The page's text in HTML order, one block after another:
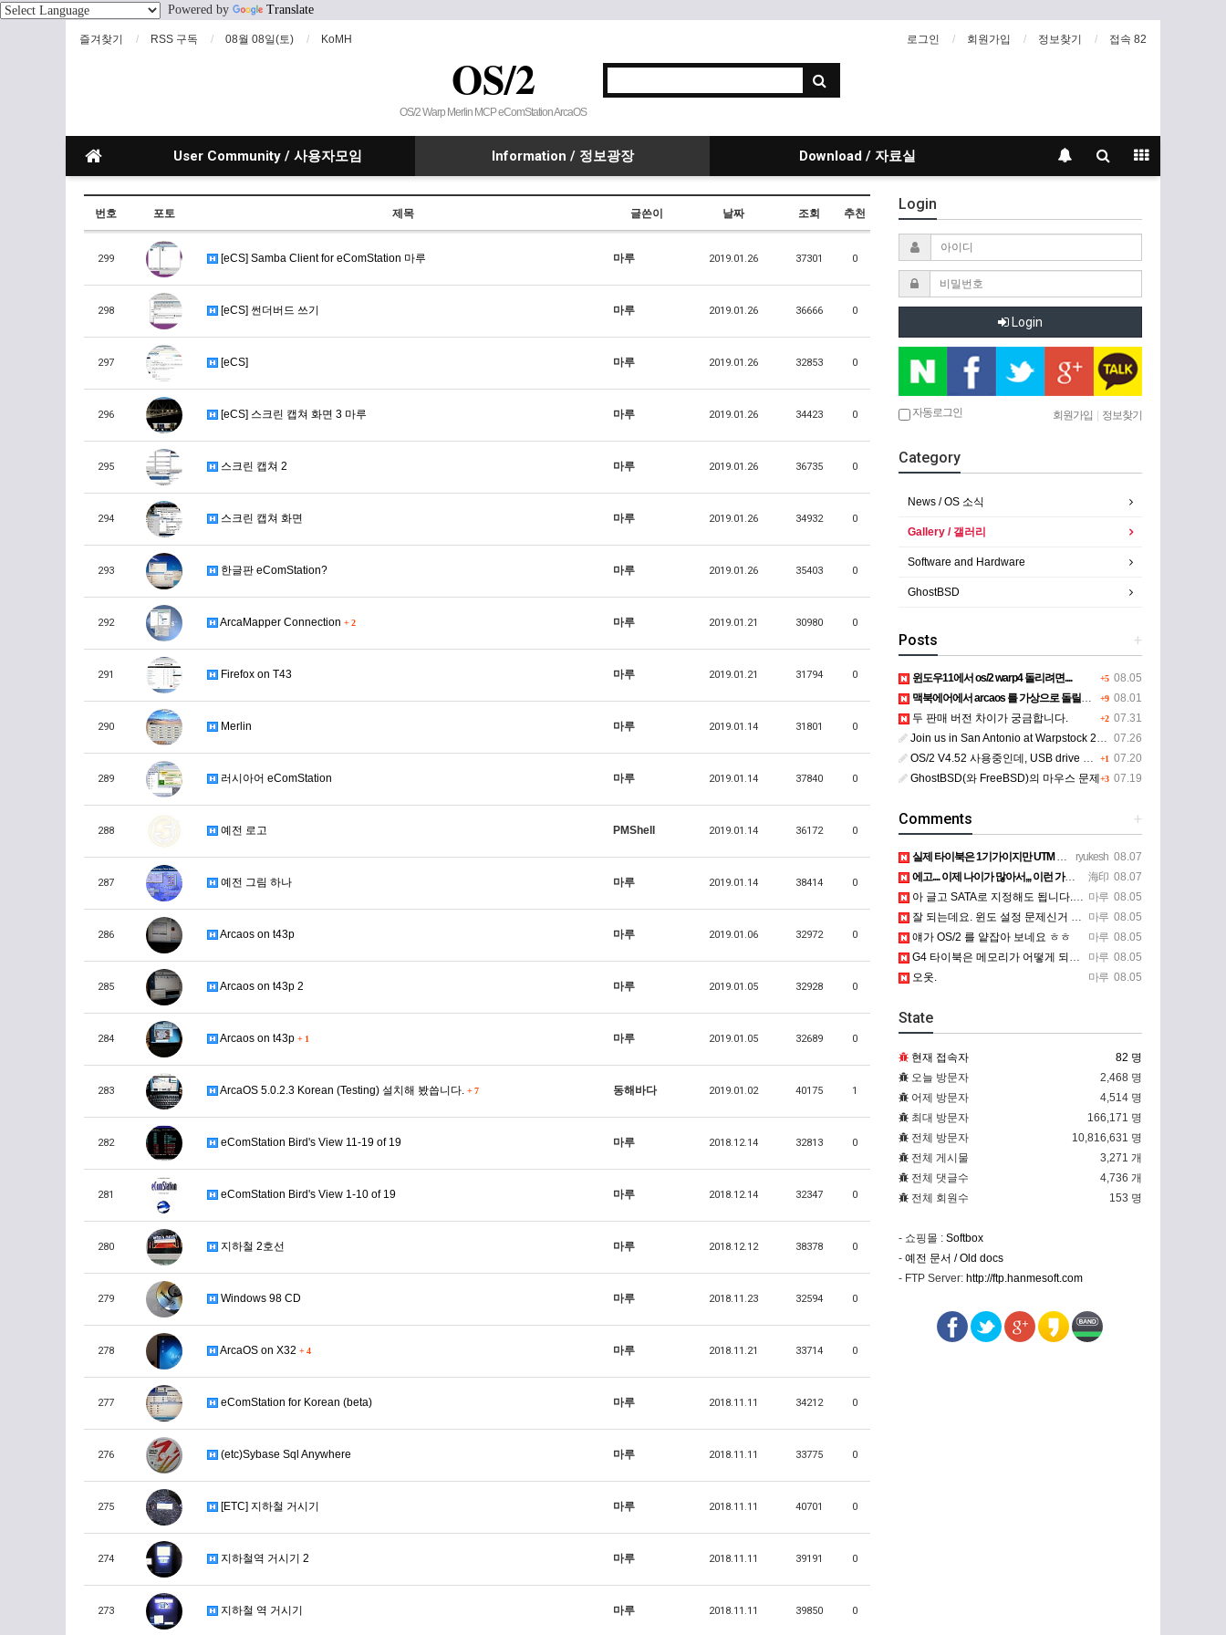
Powered by Translate
즐겨찾기 RSS 구독 08월 08일(토) KoMH 로그인 회원가입 정보찾기 접속 82
OS/2
OS/2 Warp Merlin MCP eComStation ArcaOS
User Community / 사용자모임 Information / 정보광장 Download / 자료실
번호 포토 제목 글쓴이 날짜 조회 추천
299 [eCS] Samba Client for eComStation 마루 마루 2019.01.26 37301 0
298 [eCS] 썬더버드 쓰기 마루 2019.01.26 36666 0
297 [eCS] 마루 2019.01.26 32853 0
296 [eCS] 스크린 캡쳐 화면 3 마루 마루 2019.01.26 34423 0
295 스크린 캡쳐 2 마루 2019.01.26 36735 0
294 스크린 캡쳐 화면 마루 2019.01.26 34932 0
293 한글판 eComStation? 마루 2019.01.26 35403 0
292 ArcaMapper Connection + 2 마루 2019.01.21 30980 0
291 Firefox on T43 마루 2019.01.21 31794 0
290 Merlin 마루 2019.01.14 31801 0
289 러시아어 eComStation 마루 2019.01.14 37840 0
288 예전 로고 PMShell 2019.01.14 36172 0
287 예전 그림 하나 마루 2019.01.14 38414 0
286 Arcaos on t43p 마루 2019.01.06 32972 0
285 Arcaos on t43p 2 마루 2019.01.05 32928 0
284 Arcaos on t43p + 1 마루 2019.01.05 32689 0
283 ArcaOS 5.0.2.3 Korean (Testing) 설치해 봤씁니다. + 7 동해바다 2019.01.02 40175 1
282 eComStation Bird's View 11-19 of 19 마루 2018.12.14 32813 0
281 eComStation Bird's View 1-10 of 19 마루 2018.12.14 32347 0
280 지하철 2호선 마루 2018.12.12 38378 0
279 Windows 98 CD 마루 2018.11.23 32594 0
278 ArcaOS on X32 + 4 마루 2018.11.21 33714 0
277 eComStation for Korean (beta) 마루 2018.11.11 34212 0
276 (etc)Sybase Sql Anywhere 마루 2018.11.11 33775 0
275 [ETC] 지하철 거시기 마루 2018.11.11 40701 0
274 지하철역 거시기 2 마루 2018.11.11 39191 0
273 지하철 역 거시기 마루 2018.11.11 39850 0
Login
Login
자동로그인 회원가입 | 정보찾기
Category
News / OS 소식
Gallery / 갤러리
Software and Hardware
GhostBSD
+
Posts
+5 08.05
윈도우11에서 os/2 warp4 돌리려면....
+9 08.01
맥북에어에서 arcaos 를 가상으로 돌릴려면 어떻게 해야 하는 지요?
+2 07.31
두 판매 버전 차이가 궁금합니다.
07.26
Join us in San Antonio at Warpstock 2026
+1 07.20
OS/2 V4.52 사용중인데, USB drive 사용 가능한지요?
+3 07.19
GhostBSD(와 FreeBSD)의 마우스 문제
+
Comments
ryukesh 08.07
실제 타이북은 1기가이지만 UTM 설정에선 768mb 입니다. 1기가나 그 보다 넘게 설정하면 UTM 에뮬레…
海印 08.07
에고.... 이제 나이가 많아서,,, 이런 가상pc에 설치해보는 것도 귀찮군요.. ㅎㅎ 날씨도 덥고.....…
마루 08.05
아 글고 SATA로 지정해도 됩니다. 저 글 진짜 이상하네요. 옛날꺼 퍼와서 그런거 같은데요.
마루 08.05
잘 되는데요. 윈도 설정 문제신거 같은데. 크롬 브라우저나 파폭으로 해 보세요
마루 08.05
얘가 OS/2 를 얕잡아 보네요 ㅎㅎ
마루 08.05
G4 타이북은 메모리가 어떻게 되나요?
마루 08.05
오옷.
State
현재 접속자
82 명
오늘 방문자
2,468 명
어제 방문자
4,514 명
최대 방문자
166,171 명
전체 방문자
10,816,631 명
전체 게시물
3,271 개
전체 댓글수
4,736 개
전체 회원수
153 명
- 쇼핑몰 : Softbox
- 예전 문서 / Old docs
- FTP Server: http://ftp.hanmesoft.com